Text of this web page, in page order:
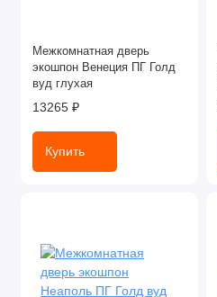
Межкомнатная дверь
экошпон Венеция ПГ Голд
вуд глухая
13265 ₽
Купить